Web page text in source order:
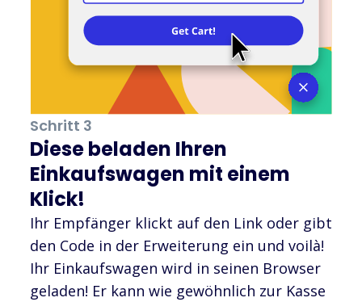
Schritt 3
Diese beladen Ihren
Einkaufswagen mit einem
Klick!
Ihr Empfänger klickt auf den Link oder gibt
den Code in der Erweiterung ein und voilà!
Ihr Einkaufswagen wird in seinen Browser
geladen! Er kann wie gewöhnlich zur Kasse